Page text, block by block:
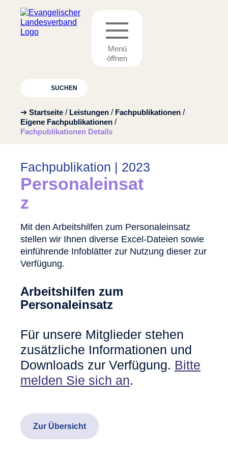
SUCHEN
➔ Startseite Leistungen
Fachpublikationen
Eigene Fachpublikationen
Fachpublikationen Details
Fachpublikation | 2023
Personaleinsat
z
Mit den Arbeitshilfen zum Personaleinsatz
stellen wir Ihnen diverse Excel-Dateien sowie
einführende Infoblätter zur Nutzung dieser zur
Verfügung.
Arbeitshilfen zum
Personaleinsatz
Für unsere Mitglieder stehen
zusätzliche Informationen und
Downloads zur Verfügung. Bitte
melden Sie sich an.
Zur Übersicht